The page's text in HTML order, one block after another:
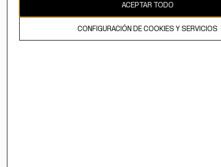
ACEPTAR TODO
CONFIGURACIÓN DE COOKIES Y SERVICIOS